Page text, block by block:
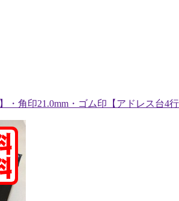
角印21.0mm・ゴム印【アドレス台4